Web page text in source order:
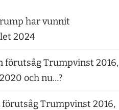
har vunnit
2024
förutsåg Trumpvinst 2016,
och nu…?
förutsåg Trumpvinst 2016,